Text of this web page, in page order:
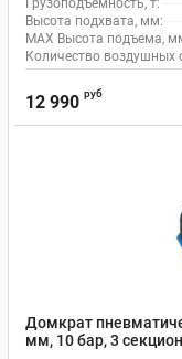
Грузоподъемность, т:
Высота подхвата, мм:
MAX Высота подъема,
Количество воздушных
12 990 руб
Домкрат
мм, 10 бар, 3